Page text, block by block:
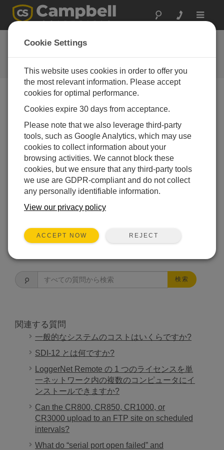
Toggle
よくある質問
当社の製品とソリューションに関
するよくある質問
複数の SDM デバイスをデータロガーに接続
できますか?
はい。データロガーは最大 15 個の SDMアドレス
(0 ～ 14)をアドレス指定できます。(SDMアドレス
15 は SDMグループトリガーコマンド用に予約さ
れています。) SDMはシリアル通信プロトコルで
あることに注意してください。SDMバスに追加さ
れるデバイスが増えるほど、データの送信にかか
検索
関連する質問
一般的なシステムのコストはいくらですか?
SDI-12 とは何ですか?
LoggerNet Remote の 1 つのライセンスを単
一ネットワーク内の複数のコンピュータにイ
ンストールできますか?
Can the CR800, CR850, CR1000, or
CR3000 upload to an FTP site on scheduled
intervals?
What do “serial port open failed” and
Cookie Settings
This website uses cookies in order to offer you
the most relevant information. Please accept
cookies for optimal performance.
Cookies expire 30 days from acceptance.
Please note that we also leverage third-party
tools, such as Google Analytics, which may use
cookies to collect information about your
browsing activities. We cannot block these
cookies, but we ensure that any third-party tools
we use are GDPR-compliant and do not collect
any personally identifiable information.
View our privacy policy
ACCEPT NOW REJECT